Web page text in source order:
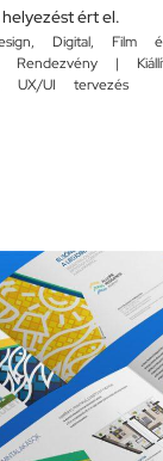
ért el.
, Digital, Film
Rendezvény |
UX/UI tervezés